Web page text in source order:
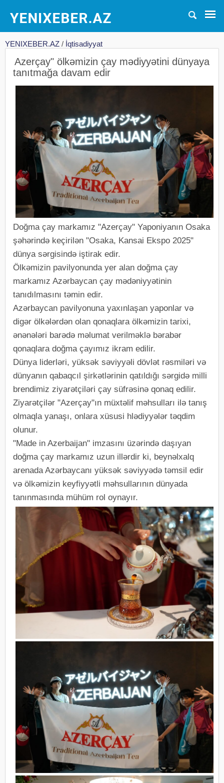
YENIXEBER.AZ / İqtisadiyyat
Azerçay" ölkəmizin çay mədiyyətini dünyaya
tanıtmağa davam edir
Doğma çay markamız "Azerçay" Yaponiyanın Osaka
şəhərində keçirilən "Osaka, Kansai Ekspo 2025"
dünya sərgisində iştirak edir.
Ölkəmizin pavilyonunda yer alan doğma çay
markamız Azərbaycan çay mədəniyyətinin
tanıdılmasını təmin edir.
Azərbaycan pavilyonuna yaxınlaşan yaponlar və
digər ölkələrdən olan qonaqlara ölkəmizin tarixi,
ənənələri barədə məlumat verilməklə bərabər
qonaqlara doğma çayımız ikram edilir.
Dünya liderləri, yüksək səviyyəli dövlət rəsmiləri və
dünyanın qabaqcıl şirkətlərinin qatıldığı sərgidə milli
brendimiz ziyarətçiləri çay süfrəsinə qonaq edilir.
Ziyarətçilər "Azerçay"ın müxtəlif məhsulları ilə tanış
olmaqla yanaşı, onlara xüsusi hlədiyyələr təqdim
olunur.
"Made in Azerbaijan" imzasını üzərində daşıyan
doğma çay markamız uzun illərdir ki, beynəlxalq
arenada Azərbaycanı yüksək səviyyədə təmsil edir
və ölkəmizin keyfiyyətli məhsullarının dünyada
tanınmasında mühüm rol oynayır.